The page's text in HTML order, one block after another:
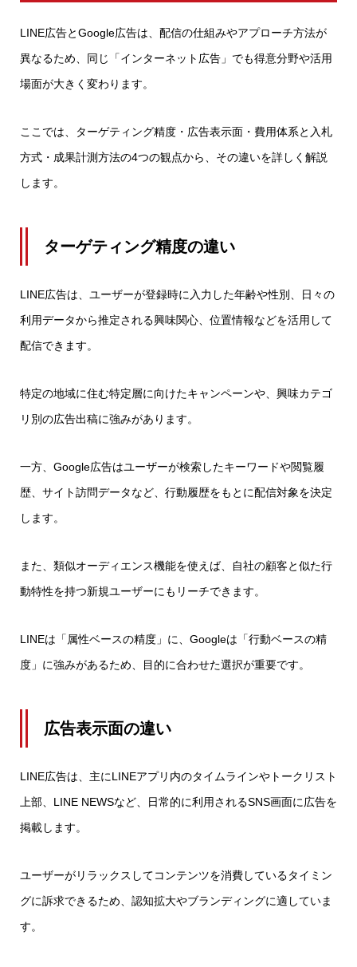
LINE広告とGoogle広告は、配信の仕組みやアプローチ方法が
異なるため、同じ「インターネット広告」でも得意分野や活用
場面が大きく変わります。
ここでは、ターゲティング精度・広告表示面・費用体系と入札
方式・成果計測方法の4つの観点から、その違いを詳しく解説
します。
ターゲティング精度の違い
LINE広告は、ユーザーが登録時に入力した年齢や性別、日々の
利用データから推定される興味関心、位置情報などを活用して
配信できます。
特定の地域に住む特定層に向けたキャンペーンや、興味カテゴ
リ別の広告出稿に強みがあります。
一方、Google広告はユーザーが検索したキーワードや閲覧履
歴、サイト訪問データなど、行動履歴をもとに配信対象を決定
します。
また、類似オーディエンス機能を使えば、自社の顧客と似た行
動特性を持つ新規ユーザーにもリーチできます。
LINEは「属性ベースの精度」に、Googleは「行動ベースの精
度」に強みがあるため、目的に合わせた選択が重要です。
広告表示面の違い
LINE広告は、主にLINEアプリ内のタイムラインやトークリスト
上部、LINE NEWSなど、日常的に利用されるSNS画面に広告を
掲載します。
ユーザーがリラックスしてコンテンツを消費しているタイミン
グに訴求できるため、認知拡大やブランディングに適していま
す。